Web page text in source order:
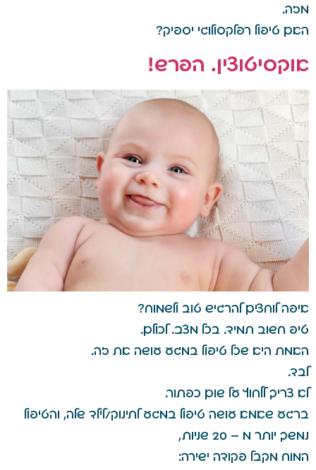
מזה.
האם טיפול רפלקסולוגי יספיק?
אוקסיטוצין. הפרש!
איפה לוחצים להרגיש טוב ולשמוח?
טיפ חשוב תמיד. בכל מצב. לכולם.
האמת היא שכל טיפול במגע עושה את זה.
לבד.
לא צריך ללחוץ על שום כפתור.
ברגע שאמא עושה טיפול במגע לתינוק/לילד שלה, והטיפול
נמשך יותר מ – 20 שניות,
המוח מקבל פקודה ישירה: